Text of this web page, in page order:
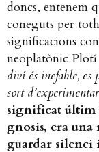
doncs, entenem
coneguts per
significacions
neoplatònic
diví és inefable,
sort
significat últim
gnosis, era una
guardar silenci